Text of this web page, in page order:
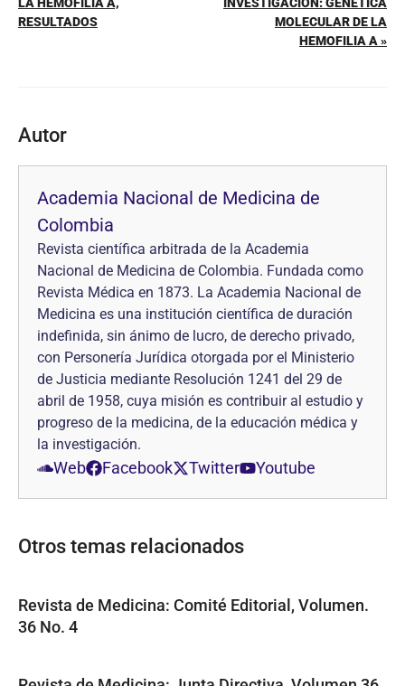
RESULTADOS
MOLECULAR DE LA
HEMOFILIA A »
Autor
Academia Nacional de Medicina de
Colombia
Revista científica arbitrada de la Academia
Nacional de Medicina de Colombia. Fundada como
Revista Médica en 1873. La Academia Nacional de
Medicina es una institución científica de duración
indefinida, sin ánimo de lucro, de derecho privado,
con Personería Jurídica otorgada por el Ministerio
de Justicia mediante Resolución 1241 del 29 de
abril de 1958, cuya misión es contribuir al estudio y
progreso de la medicina, de la educación médica y
la investigación.
Web Facebook Twitter Youtube
Otros temas relacionados
Revista de Medicina: Comité Editorial, Volumen.
36 No. 4